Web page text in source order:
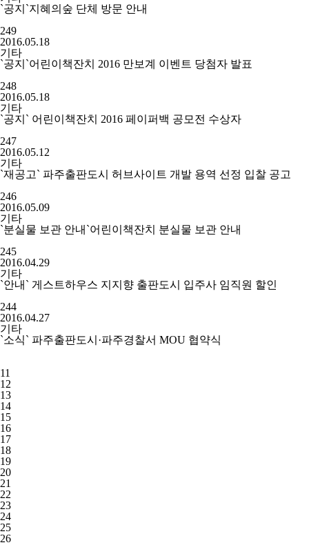
`공지`지혜의숲 단체 방문 안내
249
2016.05.18
기타
`공지`어린이책잔치 2016 만보계 이벤트 당첨자 발표
248
2016.05.18
기타
`공지` 어린이책잔치 2016 페이퍼백 공모전 수상자
247
2016.05.12
기타
`재공고` 파주출판도시 허브사이트 개발 용역 선정 입찰 공고
246
2016.05.09
기타
`분실물 보관 안내`어린이책잔치 분실물 보관 안내
245
2016.04.29
기타
`안내` 게스트하우스 지지향 출판도시 입주사 임직원 할인
244
2016.04.27
기타
`소식` 파주출판도시·파주경찰서 MOU 협약식
11
12
13
14
15
16
17
18
19
20
21
22
23
24
25
26